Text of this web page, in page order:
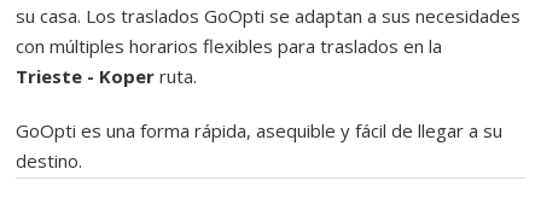
su casa. Los traslados GoOpti se adaptan a sus necesidades
con múltiples horarios flexibles para traslados en la
Trieste - Koper ruta.
GoOpti es una forma rápida, asequible y fácil de llegar a su
destino.